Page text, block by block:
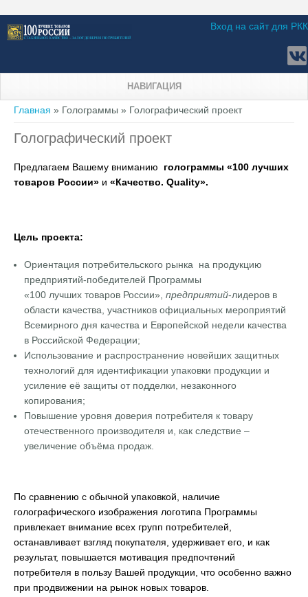
Вход на сайт для РКК
НАВИГАЦИЯ
Вы здесь
Главная » Голограммы » Голографический проект
Голографический проект
Предлагаем Вашему вниманию голограммы «100 лучших
товаров России» и «Качество. Quality».
Цель проекта:
Ориентация потребительского рынка на продукцию
предприятий-победителей Программы
«100 лучших товаров России», предприятий-лидеров в
области качества, участников официальных мероприятий
Всемирного дня качества и Европейской недели качества
в Российской Федерации;
Использование и распространение новейших защитных
технологий для идентификации упаковки продукции и
усиление её защиты от подделки, незаконного
копирования;
Повышение уровня доверия потребителя к товару
отечественного производителя и, как следствие –
увеличение объёма продаж.
По сравнению с обычной упаковкой, наличие
голографического изображения логотипа Программы
привлекает внимание всех групп потребителей,
останавливает взгляд покупателя, удерживает его, и как
результат, повышается мотивация предпочтений
потребителя в пользу Вашей продукции, что особенно важно
при продвижении на рынок новых товаров.